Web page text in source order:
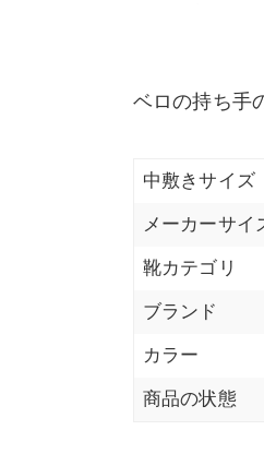
ベロの持ち手
中敷きサイズ
メーカーサイ
靴カテゴリ
ブランド
カラー
商品の状態